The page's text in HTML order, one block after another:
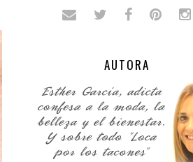
AUTORA